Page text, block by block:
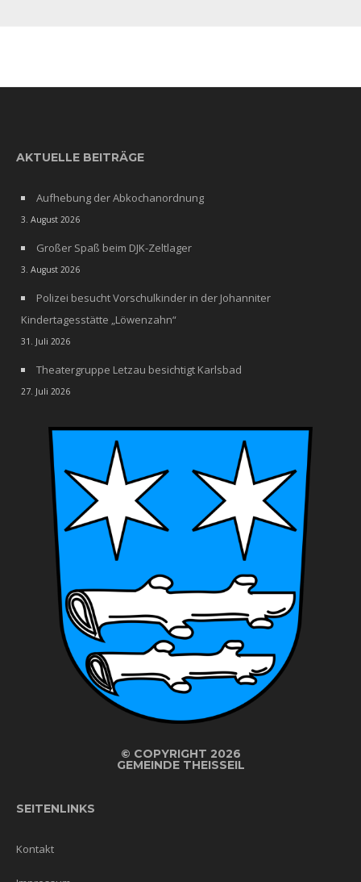
AKTUELLE BEITRÄGE
Aufhebung der Abkochanordnung
3. August 2026
Großer Spaß beim DJK-Zeltlager
3. August 2026
Polizei besucht Vorschulkinder in der Johanniter
Kindertagesstätte „Löwenzahn“
31. Juli 2026
Theatergruppe Letzau besichtigt Karlsbad
27. Juli 2026
© COPYRIGHT 2026
GEMEINDE THEISSEIL
SEITENLINKS
Kontakt